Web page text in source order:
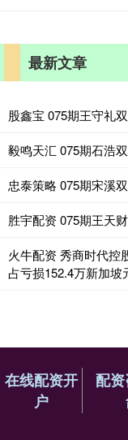
最新文章
股鑫宝 075期王守礼
毅鸣天汇 075期石浩
忠泰策略 075期宋溪
胜宇配资 075期王天
火牛配资 秀商时代控
占亏损152.4万新加坡
在线配资开
户
配